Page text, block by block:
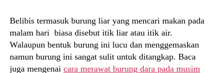
Belibis termasuk burung liar yang mencari makan pada
malam hari biasa disebut itik liar atau itik air.
Walaupun bentuk burung ini lucu dan menggemaskan
namun burung ini sangat sulit untuk ditangkap. Baca
juga mengenai cara merawat burung dara pada musim